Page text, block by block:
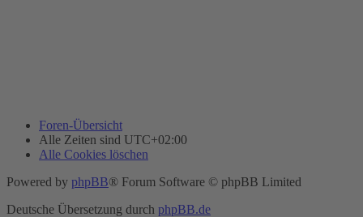
Foren-Übersicht
Alle Zeiten sind UTC+02:00
Alle Cookies löschen
Powered by phpBB® Forum Software © phpBB Limited
Deutsche Übersetzung durch phpBB.de